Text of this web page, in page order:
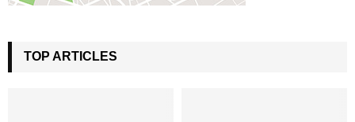
TOP ARTICLES